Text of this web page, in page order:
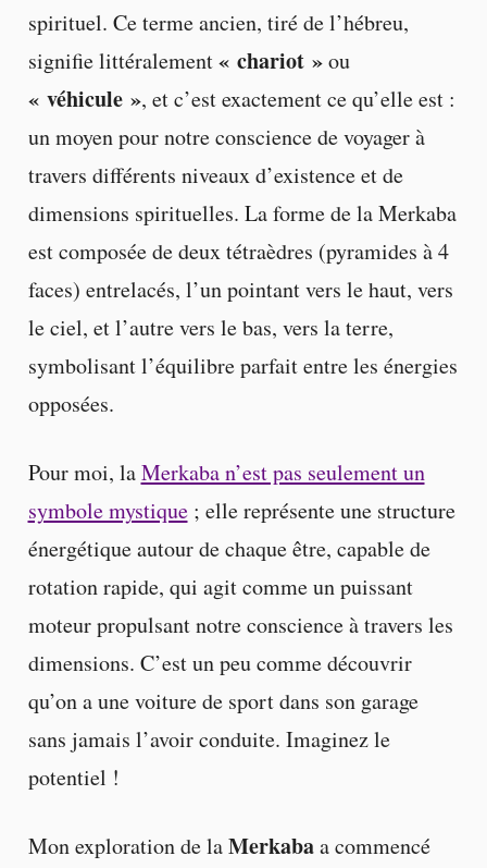
spirituel. Ce terme ancien, tiré de l’hébreu,
signifie littéralement« chariot »ou
« véhicule », et c’est exactement ce qu’elle est :
un moyen pour notre conscience de voyager à
travers différents niveaux d’existence et de
dimensions spirituelles. La forme de la Merkaba
est composée de deux tétraèdres (pyramides à 4
faces) entrelacés, l’un pointant vers le haut, vers
le ciel, et l’autre vers le bas, vers la terre,
symbolisant l’équilibre parfait entre les énergies
opposées.
Pour moi, laMerkaba n’est pas seulement un
symbole mystique; elle représente une structure
énergétique autour de chaque être, capable de
rotation rapide, qui agit comme un puissant
moteur propulsant notre conscience à travers les
dimensions. C’est un peu comme découvrir
qu’on a une voiture de sport dans son garage
sans jamais l’avoir conduite. Imaginez le
potentiel !
Mon exploration de laMerkabaa commencé